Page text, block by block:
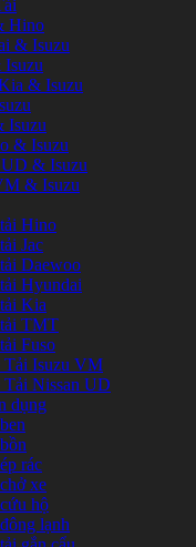
Hino
& Isuzu
Isuzu
& Isuzu
Isuzu
& Isuzu
& Isuzu
& Isuzu
Hino
Jac
Daewoo
Hyundai
Kia
TMT
Fuso
Tải Isuzu VM
Nissan UD
dụng
rác
xe
hộ
lạnh